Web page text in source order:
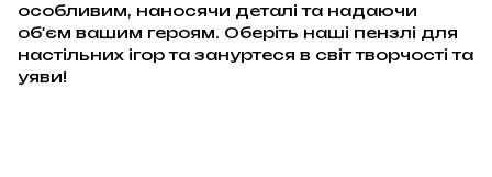
особливим, наносячи деталі та надаючи
об'єм вашим героям. Оберіть наші пензлі для
настільних ігор та зануртеся в світ творчості та
уяви!